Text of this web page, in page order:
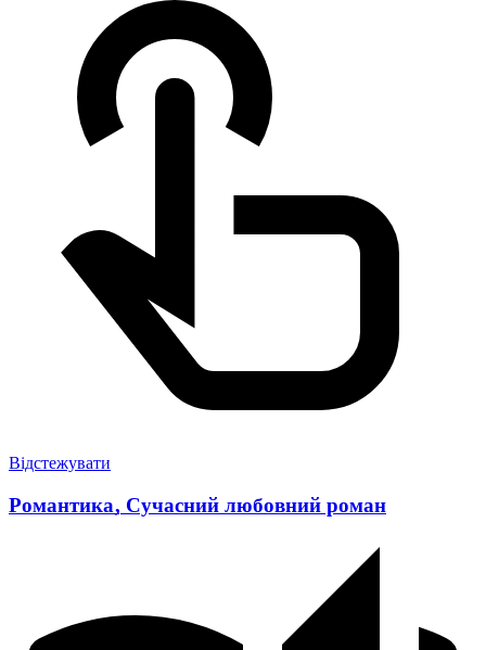
Відстежувати
Романтика, Сучасний любовний роман